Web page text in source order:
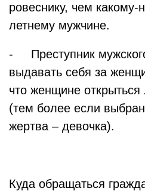
ровеснику, чем какому-
летнему мужчине.
- Преступник
выдавать себя за
что женщине
(тем более если
жертва – девочка).
Куда обращаться